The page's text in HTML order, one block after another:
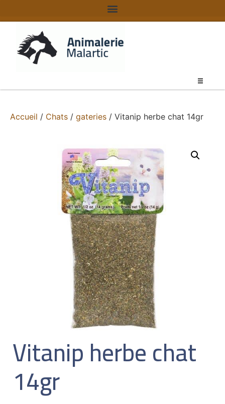
Accueil / Chats / gateries / Vitanip herbe chat 14gr
Vitanip herbe chat
14gr